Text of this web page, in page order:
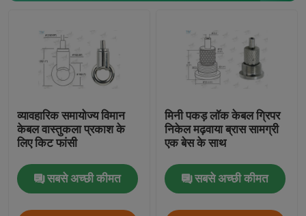
व्यावहारिक समायोज्य विमान
केबल वास्तुकला प्रकाश के
लिए किट फांसी
सबसे अच्छी कीमत
मिनी पकड़ लॉक केबल ग्रिपर
निकेल मढ़वाया ब्रास सामग्री
एक बेस के साथ
सबसे अच्छी कीमत